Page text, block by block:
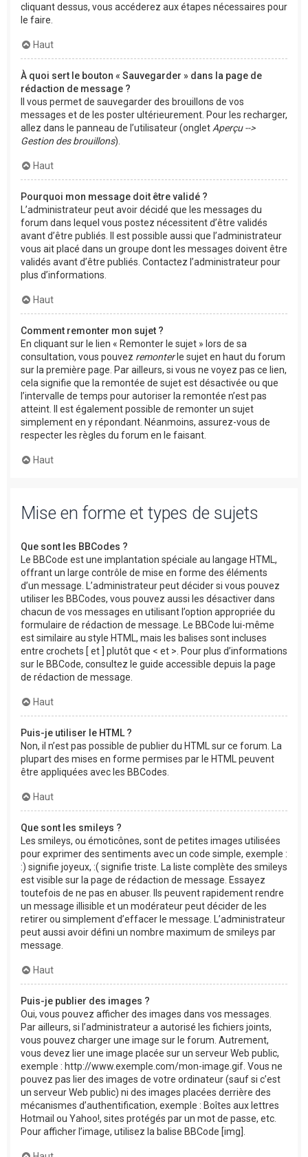
cliquant dessus, vous accéderez aux étapes nécessaires pour
le faire.
Haut
À quoi sert le bouton « Sauvegarder » dans la page de
rédaction de message ?
Il vous permet de sauvegarder des brouillons de vos
messages et de les poster ultérieurement. Pour les recharger,
allez dans le panneau de l’utilisateur (onglet Aperçu -->
Gestion des brouillons).
Haut
Pourquoi mon message doit être validé ?
L’administrateur peut avoir décidé que les messages du
forum dans lequel vous postez nécessitent d’être validés
avant d’être publiés. Il est possible aussi que l’administrateur
vous ait placé dans un groupe dont les messages doivent être
validés avant d’être publiés. Contactez l’administrateur pour
plus d’informations.
Haut
Comment remonter mon sujet ?
En cliquant sur le lien « Remonter le sujet » lors de sa
consultation, vous pouvez remonterle sujet en haut du forum
sur la première page. Par ailleurs, si vous ne voyez pas ce lien,
cela signifie que la remontée de sujet est désactivée ou que
l’intervalle de temps pour autoriser la remontée n’est pas
atteint. Il est également possible de remonter un sujet
simplement en y répondant. Néanmoins, assurez-vous de
respecter les règles du forum en le faisant.
Haut
Mise en forme et types de sujets
Que sont les BBCodes ?
Le BBCode est une implantation spéciale au langage HTML,
offrant un large contrôle de mise en forme des éléments
d’un message. L’administrateur peut décider si vous pouvez
utiliser les BBCodes, vous pouvez aussi les désactiver dans
chacun de vos messages en utilisant l’option appropriée du
formulaire de rédaction de message. Le BBCode lui-même
est similaire au style HTML, mais les balises sont incluses
entre crochets [ et ] plutôt que < et >. Pour plus d’informations
sur le BBCode, consultez le guide accessible depuis la page
de rédaction de message.
Haut
Puis-je utiliser le HTML ?
Non, il n’est pas possible de publier du HTML sur ce forum. La
plupart des mises en forme permises par le HTML peuvent
être appliquées avec les BBCodes.
Haut
Que sont les smileys ?
Les smileys, ou émoticônes, sont de petites images utilisées
pour exprimer des sentiments avec un code simple, exemple :
:) signifie joyeux, :( signifie triste. La liste complète des smileys
est visible sur la page de rédaction de message. Essayez
toutefois de ne pas en abuser. Ils peuvent rapidement rendre
un message illisible et un modérateur peut décider de les
retirer ou simplement d’effacer le message. L’administrateur
peut aussi avoir défini un nombre maximum de smileys par
message.
Haut
Puis-je publier des images ?
Oui, vous pouvez afficher des images dans vos messages.
Par ailleurs, si l’administrateur a autorisé les fichiers joints,
vous pouvez charger une image sur le forum. Autrement,
vous devez lier une image placée sur un serveur Web public,
exemple : http://www.exemple.com/mon-image.gif. Vous ne
pouvez pas lier des images de votre ordinateur (sauf si c’est
un serveur Web public) ni des images placées derrière des
mécanismes d’authentification, exemple : Boîtes aux lettres
Hotmail ou Yahoo!, sites protégés par un mot de passe, etc.
Pour afficher l’image, utilisez la balise BBCode [img].